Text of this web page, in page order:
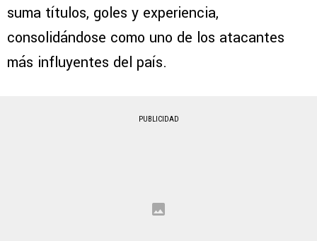
suma títulos, goles y experiencia,
consolidándose como uno de los atacantes
más influyentes del país.
PUBLICIDAD